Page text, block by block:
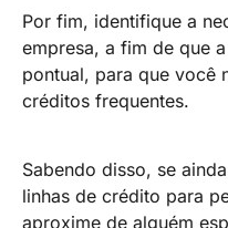
Por fim, identifique a
empresa, a fim de que
pontual, para que você
créditos frequentes.
Sabendo disso, se
linhas de crédito para
aproxime de alguém